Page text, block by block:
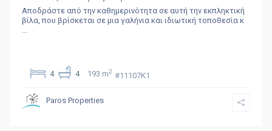
Αποδράστε από την καθημερινότητα σε αυτή την εκπληκτική
βίλα, που βρίσκεται σε μια γαλήνια και ιδιωτική τοποθεσία κ
4 4 193 m2 #11107K1
Paros Properties